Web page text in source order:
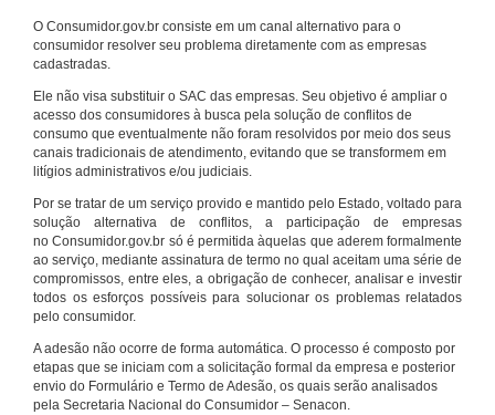
O Consumidor.gov.br consiste em um canal alternativo para o
consumidor resolver seu problema diretamente com as empresas
cadastradas.
Ele não visa substituir o SAC das empresas. Seu objetivo é ampliar o
acesso dos consumidores à busca pela solução de conflitos de
consumo que eventualmente não foram resolvidos por meio dos seus
canais tradicionais de atendimento, evitando que se transformem em
litígios administrativos e/ou judiciais.
Por se tratar de um serviço provido e mantido pelo Estado, voltado para
solução alternativa de conflitos, a participação de empresas
no Consumidor.gov.br só é permitida àquelas que aderem formalmente
ao serviço, mediante assinatura de termo no qual aceitam uma série de
compromissos, entre eles, a obrigação de conhecer, analisar e investir
todos os esforços possíveis para solucionar os problemas relatados
pelo consumidor.
A adesão não ocorre de forma automática. O processo é composto por
etapas que se iniciam com a solicitação formal da empresa e posterior
envio do Formulário e Termo de Adesão, os quais serão analisados
pela Secretaria Nacional do Consumidor – Senacon.